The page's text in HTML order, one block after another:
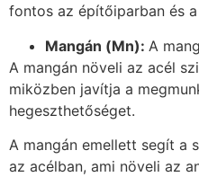
fontos az építőiparban és
Mangán (Mn): A
A mangán növeli az acél
miközben javítja a
hegeszthetőséget.
A mangán emellett segít a
az acélban, ami növeli az